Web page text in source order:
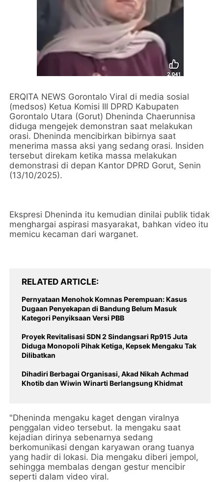
ERQITA NEWS Gorontalo Viral di media sosial
(medsos) Ketua Komisi III DPRD Kabupaten
Gorontalo Utara (Gorut) Dheninda Chaerunnisa
diduga mengejek demonstran saat melakukan
orasi. Dheninda mencibirkan bibirnya saat
menerima massa aksi yang sedang orasi. Insiden
tersebut direkam ketika massa melakukan
demonstrasi di depan Kantor DPRD Gorut, Senin
(13/10/2025).
Ekspresi Dheninda itu kemudian dinilai publik tidak
menghargai aspirasi masyarakat, bahkan video itu
memicu kecaman dari warganet.
RELATED ARTICLE
Pernyataan Menohok Komnas Perempuan: Kasus
Dugaan Penyekapan di Bandung Belum Masuk
Kategori Penyiksaan Versi PBB
Proyek Revitalisasi SDN 2 Sindangsari Rp915 Juta
Diduga Monopoli Pihak Ketiga, Kepsek Mengaku Tak
Dilibatkan
Dihadiri Berbagai Organisasi, Akad Nikah Achmad
Khotib dan Wiwin Winarti Berlangsung Khidmat
"Dheninda mengaku kaget dengan viralnya
penggalan video tersebut. Ia mengaku saat
kejadian dirinya sebenarnya sedang
berkomunikasi dengan karyawan orang tuanya
yang hadir di lokasi. Dia mengaku diberi jempol,
sehingga membalas dengan gestur mencibir
seperti dalam video viral.